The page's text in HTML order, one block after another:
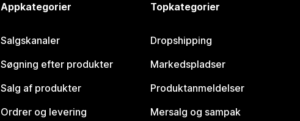
Appkategorier
Salgskanaler
Søgning efter produkter
Salg af produkter
Ordrer og levering
Topkategorier
Dropshipping
Markedspladser
Produktanmeldelser
Mersalg og sampak